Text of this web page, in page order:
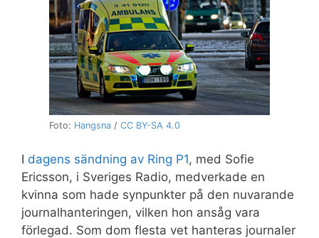
Foto: Hangsna / CC BY-SA 4.0
I dagens sändning av Ring P1, med Sofie
Ericsson, i Sveriges Radio, medverkade en
kvinna som hade synpunkter på den nuvarande
journalhanteringen, vilken hon ansåg vara
förlegad. Som dom flesta vet hanteras journaler